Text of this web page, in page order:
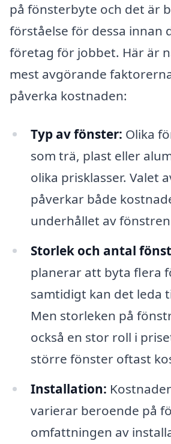
på fönsterbyte och det är
förståelse för dessa innan
företag för jobbet. Här är
mest avgörande
påverka kostnaden:
Typ av fönster: Olika
som trä, plast eller
olika prisklasser. Valet
påverkar både
underhållet av
Storlek och antal
planerar att byta flera
samtidigt kan det leda
Men storleken på
också en stor roll i
större fönster oftast
Installation:
varierar beroende på
omfattningen av